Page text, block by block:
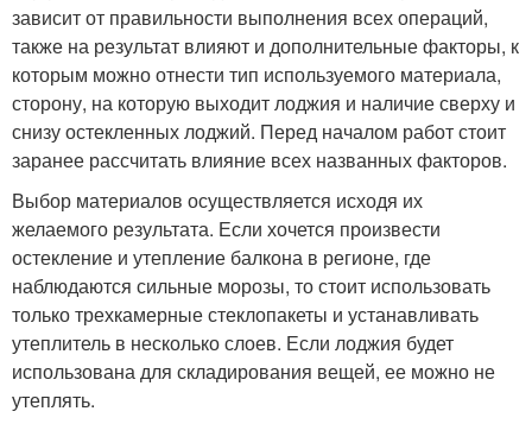
зависит от правильности выполнения всех операций,
также на результат влияют и дополнительные факторы, к
которым можно отнести тип используемого материала,
сторону, на которую выходит лоджия и наличие сверху и
снизу остекленных лоджий. Перед началом работ стоит
заранее рассчитать влияние всех названных факторов.
Выбор материалов осуществляется исходя их
желаемого результата. Если хочется произвести
остекление и утепление балкона в регионе, где
наблюдаются сильные морозы, то стоит использовать
только трехкамерные стеклопакеты и устанавливать
утеплитель в несколько слоев. Если лоджия будет
использована для складирования вещей, ее можно не
утеплять.